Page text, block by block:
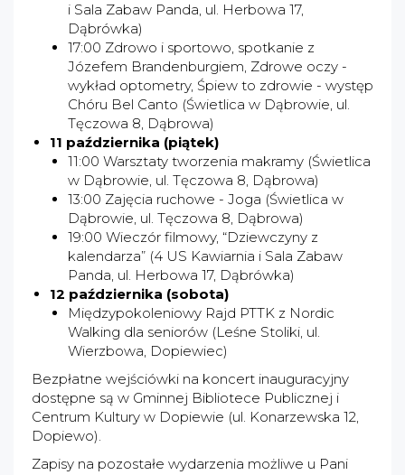
i Sala Zabaw Panda, ul. Herbowa 17,
Dąbrówka)
17:00 Zdrowo i sportowo, spotkanie z
Józefem Brandenburgiem, Zdrowe oczy -
wykład optometry, Śpiew to zdrowie - występ
Chóru Bel Canto (Świetlica w Dąbrowie, ul.
Tęczowa 8, Dąbrowa)
11 października (piątek)
11:00 Warsztaty tworzenia makramy (Świetlica
w Dąbrowie, ul. Tęczowa 8, Dąbrowa)
13:00 Zajęcia ruchowe - Joga (Świetlica w
Dąbrowie, ul. Tęczowa 8, Dąbrowa)
19:00 Wieczór filmowy, “Dziewczyny z
kalendarza” (4 US Kawiarnia i Sala Zabaw
Panda, ul. Herbowa 17, Dąbrówka)
12 października (sobota)
Międzypokoleniowy Rajd PTTK z Nordic
Walking dla seniorów (Leśne Stoliki, ul.
Wierzbowa, Dopiewiec)
Bezpłatne wejściówki na koncert inauguracyjny
dostępne są w Gminnej Bibliotece Publicznej i
Centrum Kultury w Dopiewie (ul. Konarzewska 12,
Dopiewo).
Zapisy na pozostałe wydarzenia możliwe u Pani